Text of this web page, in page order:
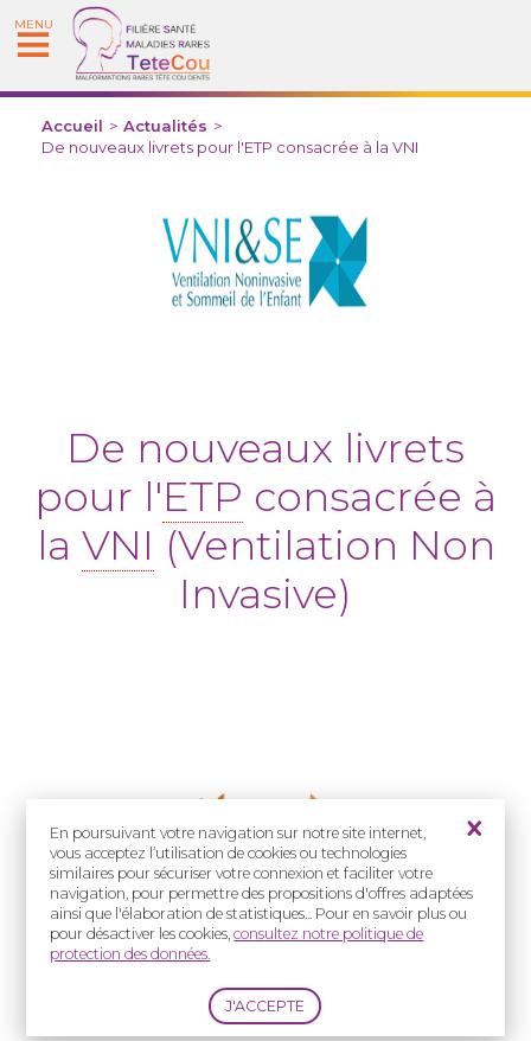
En poursuivant votre navigation sur notre site internet,
vous acceptez l’utilisation de cookies ou technologies
similaires pour sécuriser votre connexion et faciliter votre
navigation, pour permettre des propositions d'offres adaptées
ainsi que l'élaboration de statistiques... Pour en savoir plus ou
pour désactiver les cookies,consultez notre politique de
protection des données.
MENU
Accueil > Actualités >
De nouveaux livrets pour l'ETP consacrée à la VNI
De nouveaux livrets
pour l'ETP consacrée à
la VNI (Ventilation Non
Invasive)